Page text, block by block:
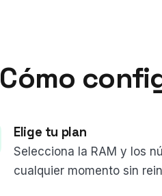
Cómo
Elige tu plan
Selecciona la RAM y los
cualquier momento sin